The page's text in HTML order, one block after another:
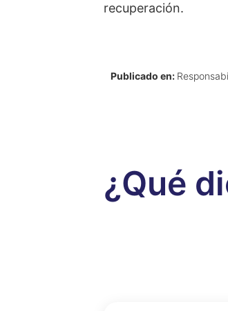
recuperación.
Publicado en:
¿Qué